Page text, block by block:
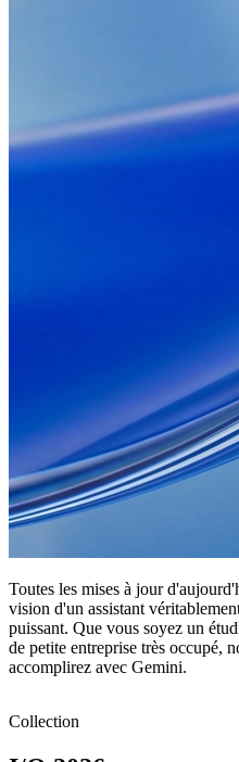
Toutes les mises à jour
vision d'un assistant
puissant. Que vous soyez un
de petite entreprise très occupé,
accomplirez avec Gemini.
Collection